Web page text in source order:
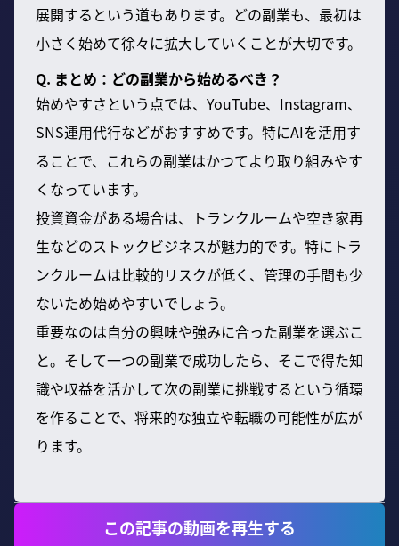
展開するという道もあります。どの副業も、最初は
小さく始めて徐々に拡大していくことが大切です。
Q. まとめ：どの副業から始めるべき？
始めやすさという点では、YouTube、Instagram、
SNS運用代行などがおすすめです。特にAIを活用す
ることで、これらの副業はかつてより取り組みやす
くなっています。
投資資金がある場合は、トランクルームや空き家再
生などのストックビジネスが魅力的です。特にトラ
ンクルームは比較的リスクが低く、管理の手間も少
ないため始めやすいでしょう。
重要なのは自分の興味や強みに合った副業を選ぶこ
と。そして一つの副業で成功したら、そこで得た知
識や収益を活かして次の副業に挑戦するという循環
を作ることで、将来的な独立や転職の可能性が広が
ります。
この記事の動画を再生する